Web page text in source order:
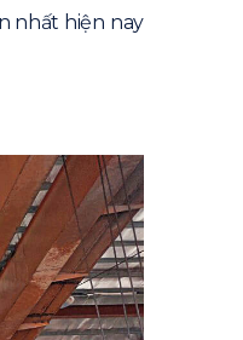
nhất hiện nay